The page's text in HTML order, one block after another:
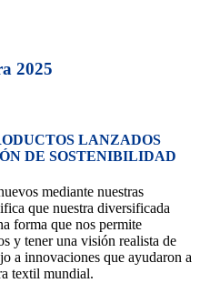
2025
LANZADOS
DE SOSTENIBILIDAD
mediante nuestras
que nuestra diversificada
forma que nos permite
y tener una visión realista de
a innovaciones que ayudaron a
textil mundial.